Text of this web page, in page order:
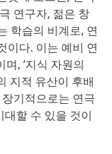
연구자, 젊은 창
학습의 비계로, 연
이다. 이는 예비 연
며, ‘지식 자원의
지적 유산이 후배
기적으로는 연극
할 수 있을 것이